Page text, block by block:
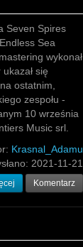
Seven Spires
Sea
wykonał
się
ostatnim,
zespołu -
10 września
Music srl.
Krasnal_Adamu
2021-11-21
Komentarz